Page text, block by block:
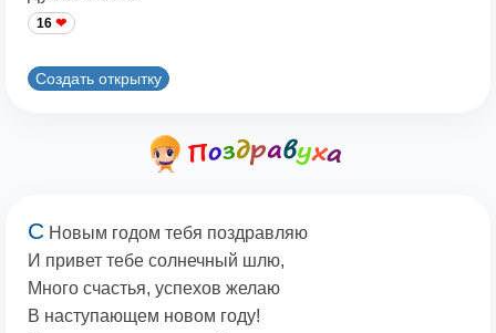
16
Создать открытку
С Новым годом тебя поздравляю
И привет тебе солнечный шлю,
Много счастья, успехов желаю
В наступающем новом году!